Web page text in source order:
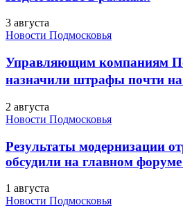
3 августа
Новости Подмосковья
Управляющим компаниям
назначили штрафы почти
2 августа
Новости Подмосковья
Результаты модернизации
обсудили на главном
1 августа
Новости Подмосковья